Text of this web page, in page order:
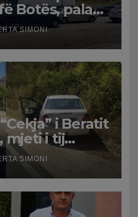
Botës, pala
defekt në
mbeten të
SIMONI
i Beratit
mjeti i tij
të klerikut
SIMONI